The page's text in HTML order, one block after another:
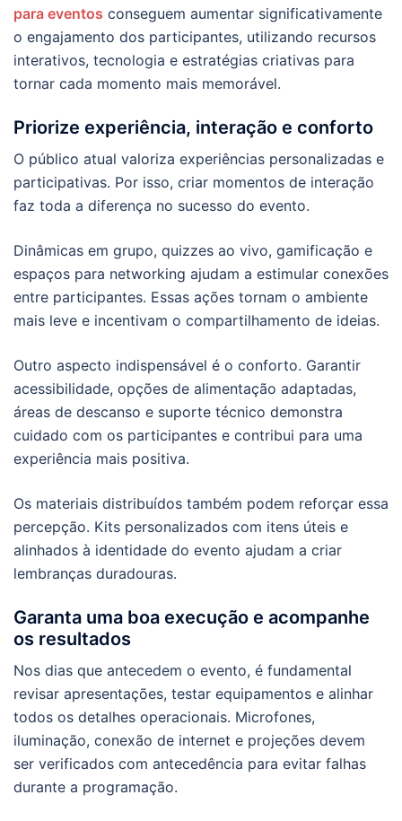
para eventos conseguem aumentar significativamente
o engajamento dos participantes, utilizando recursos
interativos, tecnologia e estratégias criativas para
tornar cada momento mais memorável.
Priorize experiência, interação e conforto
O público atual valoriza experiências personalizadas e
participativas. Por isso, criar momentos de interação
faz toda a diferença no sucesso do evento.
Dinâmicas em grupo, quizzes ao vivo, gamificação e
espaços para networking ajudam a estimular conexões
entre participantes. Essas ações tornam o ambiente
mais leve e incentivam o compartilhamento de ideias.
Outro aspecto indispensável é o conforto. Garantir
acessibilidade, opções de alimentação adaptadas,
áreas de descanso e suporte técnico demonstra
cuidado com os participantes e contribui para uma
experiência mais positiva.
Os materiais distribuídos também podem reforçar essa
percepção. Kits personalizados com itens úteis e
alinhados à identidade do evento ajudam a criar
lembranças duradouras.
Garanta uma boa execução e acompanhe
os resultados
Nos dias que antecedem o evento, é fundamental
revisar apresentações, testar equipamentos e alinhar
todos os detalhes operacionais. Microfones,
iluminação, conexão de internet e projeções devem
ser verificados com antecedência para evitar falhas
durante a programação.